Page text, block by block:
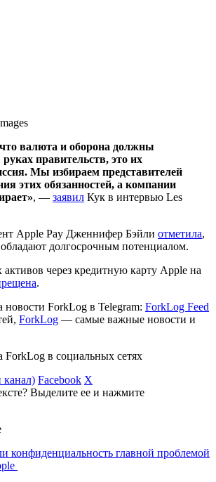
валюта и оборона должны
руках правительств, это их
Мы избираем представителей
этих обязанностей, а компании
, — заявил Кук в интервью Les
Apple Pay Дженнифер Бэйли отметила,
долгосрочным потенциалом.
через кредитную карту Apple на
.
ForkLog в Telegram: ForkLog Feed
ForkLog — самые важные новости и
ForkLog в социальных сетях
канал) Facebook X
Выделите ее и нажмите
конфиденциальность главной проблемой